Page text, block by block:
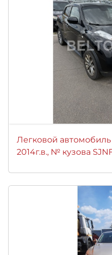
Легковой автомобиль
2014г.в., № кузова